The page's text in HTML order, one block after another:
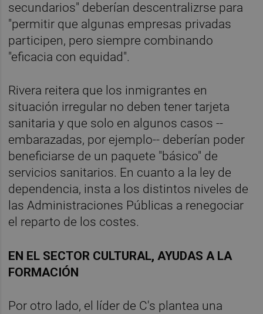
secundarios" deberían descentralizrse para
"permitir que algunas empresas privadas
participen, pero siempre combinando
"eficacia con equidad".
Rivera reitera que los inmigrantes en
situación irregular no deben tener tarjeta
sanitaria y que solo en algunos casos --
embarazadas, por ejemplo-- deberían poder
beneficiarse de un paquete "básico" de
servicios sanitarios. En cuanto a la ley de
dependencia, insta a los distintos niveles de
las Administraciones Públicas a renegociar
el reparto de los costes.
EN EL SECTOR CULTURAL, AYUDAS A LA
FORMACIÓN
Por otro lado, el líder de C's plantea una